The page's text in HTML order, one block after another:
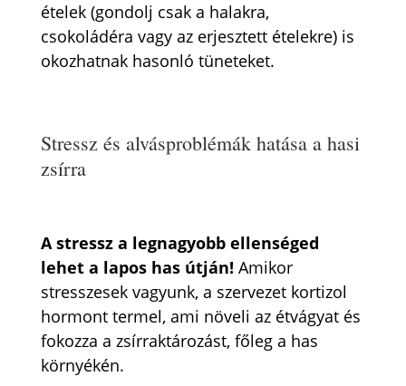
ételek (gondolj csak a halakra,
csokoládéra vagy az erjesztett ételekre) is
okozhatnak hasonló tüneteket.
Stressz és alvásproblémák hatása a hasi
zsírra
A stressz a legnagyobb ellenséged
lehet a lapos has útján! Amikor
stresszesek vagyunk, a szervezet kortizol
hormont termel, ami növeli az étvágyat és
fokozza a zsírraktározást, főleg a has
környékén.